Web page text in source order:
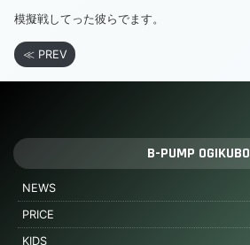
模擬戦してった彼らでます。
≪ PREV
B-PUMP OGIKUBO
NEWS
PRICE
KIDS